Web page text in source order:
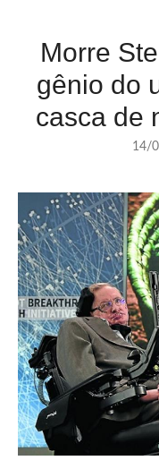
Morre
gênio do
casca de
14/